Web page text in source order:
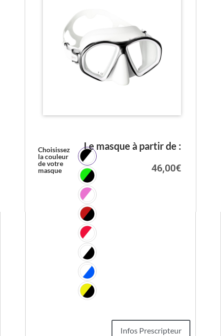
Le masque à partir de :
46,00€
Choisissez
la couleur
de votre
masque
Infos Prescripteur